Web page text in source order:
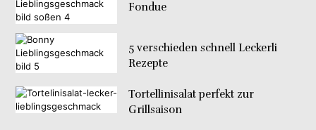
Fondue
5 verschieden schnell Leckerli
Rezepte
Tortellinisalat perfekt zur
Grillsaison